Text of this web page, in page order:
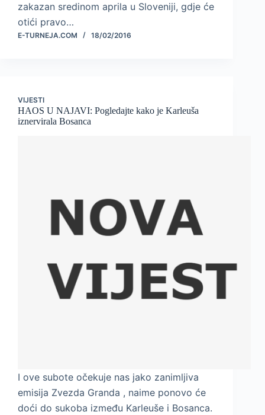
zakazan sredinom aprila u Sloveniji, gdje će
otići pravo…
E-TURNEJA.COM 18/02/2016
VIJESTI
HAOS U NAJAVI: Pogledajte kako je Karleuša
iznervirala Bosanca
I ove subote očekuje nas jako zanimljiva
emisija Zvezda Granda , naime ponovo će
doći do sukoba između Karleuše i Bosanca.